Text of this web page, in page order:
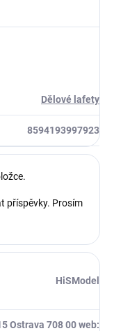
Dělové lafety
8594193997923
příspěvky. Prosím
HiSModel
Ostrava 708 00 web: